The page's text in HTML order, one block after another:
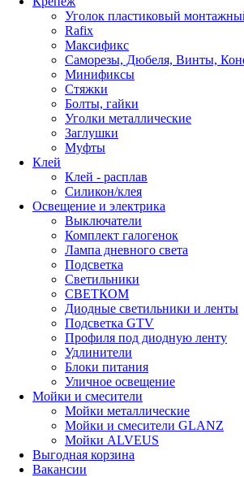
Уголок пластиковый
Rafix
Максификс
Саморезы, Дюбеля, Винты,
Минификсы
Стяжки
Болты, гайки
Уголки металлические
Заглушки
Муфты
Клей
Клей - расплав
Силикон/клея
Освещение и электрика
Выключатели
Комплект галогенок
Лампа дневного света
Подсветка
Светильники
СВЕТКОМ
Диодные светильники и ленты
Подсветка GTV
Профиля под диодную ленту
Удлинители
Блоки питания
Уличное освещение
Мойки и смесители
Мойки металлические
Мойки и смесители GLANZ
Мойки ALVEUS
Выгодная корзина
Вакансии